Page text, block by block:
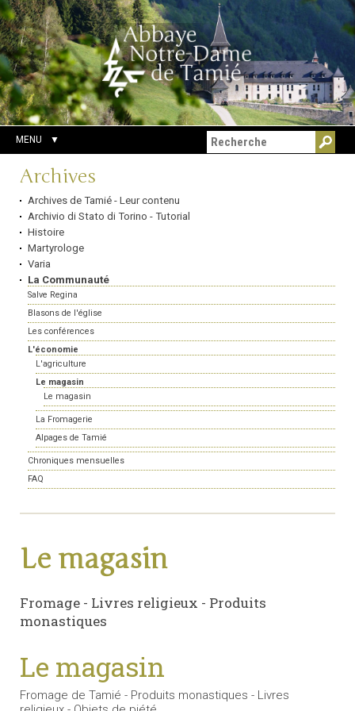
Aller
au
contenu.
|
Aller
à
la
navigation
Outils
personnels
Chercher par
Recherche
avancée…
MENU
Navigation
Archives
Archives de Tamié - Leur contenu
Archivio di Stato di Torino - Tutorial
Histoire
Martyrologe
Varia
La Communauté
Salve Regina
Blasons de l'église
Les conférences
L'économie
L'agriculture
Le magasin
Le magasin
La Fromagerie
Alpages de Tamié
Chroniques mensuelles
FAQ
Le magasin
Fromage - Livres religieux - Produits
monastiques
Le magasin
Fromage de Tamié - Produits monastiques - Livres